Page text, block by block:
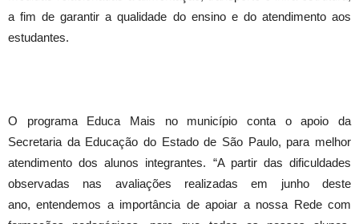
a fim de garantir a qualidade do ensino e do atendimento aos
estudantes.
O programa Educa Mais no município conta o apoio da
Secretaria da Educação do Estado de São Paulo, para melhor
atendimento dos alunos integrantes. “A partir das dificuldades
observadas nas avaliações realizadas em junho deste
ano, entendemos a importância de apoiar a nossa Rede com